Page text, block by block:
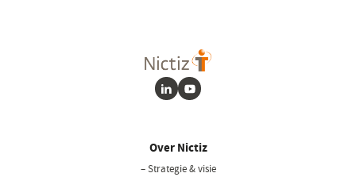
LinkedInYoutube
Over Nictiz
– Strategie & visie